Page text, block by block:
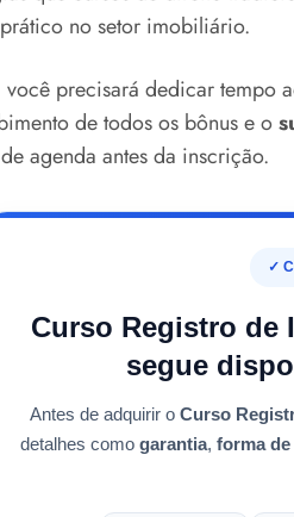
no setor imobiliário.
precisará dedicar tempo
de todos os bônus e o
agenda antes da inscrição.
✓
Curso Registro de
segue
Antes de adquirir o Curso
detalhes como garantia, forma